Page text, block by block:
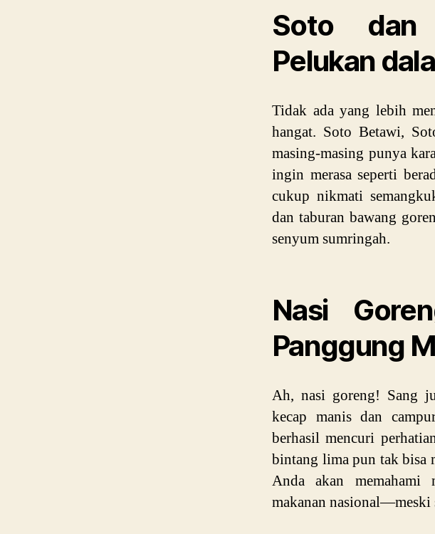
Soto dan
Pelukan
Tidak ada yang lebih
hangat. Soto Betawi,
masing-masing punya
ingin merasa seperti
cukup nikmati
dan taburan bawang
senyum sumringah.
Nasi
Panggung
Ah, nasi goreng! Sang
kecap manis dan
berhasil mencuri
bintang lima pun tak bisa
Anda akan memahami
makanan nasional—meski